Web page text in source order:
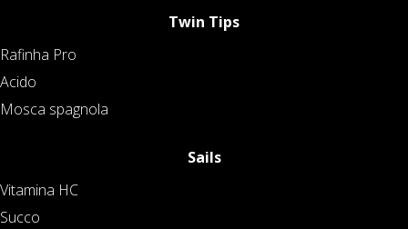
Twin Tips
Rafinha Pro
Acido
Mosca spagnola
Sails
Vitamina HC
Succo